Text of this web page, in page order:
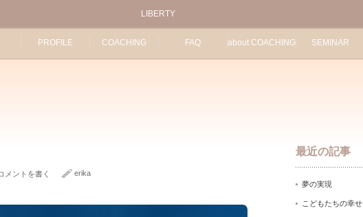
LIBERTY
PROFILE COACHING FAQ about COACHING SEMINAR
メントを書く erika
最近の記事
夢の実現
こどもたちの幸せ